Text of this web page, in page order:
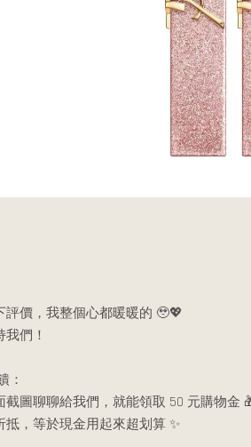
評價，我整個心都暖暖的 🥹💖
們！
：
截圖聊聊給我們，就能領取 50 元購物金
抵，等於現金用起來超划算 ✨